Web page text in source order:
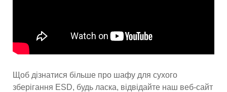
Щоб дізнатися більше про шафу для сухого
зберігання ESD, будь ласка, відвідайте наш веб-сайт